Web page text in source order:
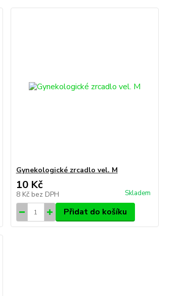
Gynekologické zrcadlo vel. M
10 Kč
8 Kč bez DPH Skladem
Přidat do košíku